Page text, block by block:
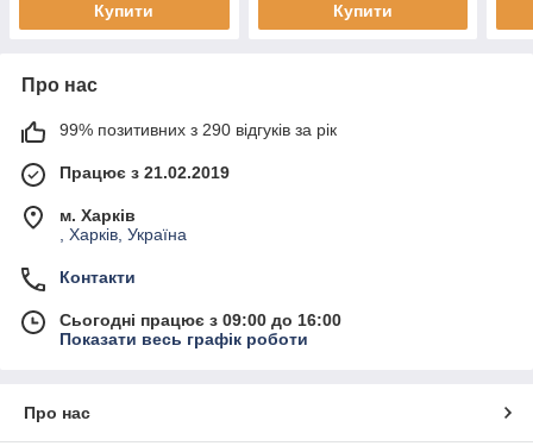
Купити Купити
Про нас
99% позитивних з 290 відгуків за рік
Працює з 21.02.2019
м. Харків
, Харків, Україна
Контакти
Сьогодні працює з 09:00 до 16:00
Показати весь графік роботи
Про нас